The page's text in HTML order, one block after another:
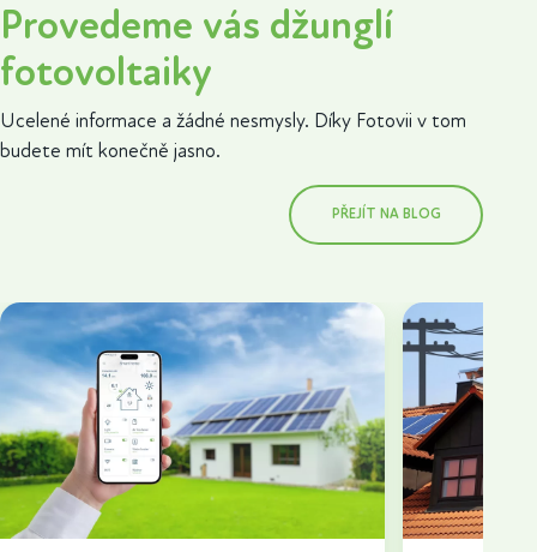
Provedeme vás džunglí
fotovoltaiky
Ucelené informace a žádné nesmysly. Díky Fotovii v tom
budete mít konečně jasno.
PŘEJÍT NA BLOG